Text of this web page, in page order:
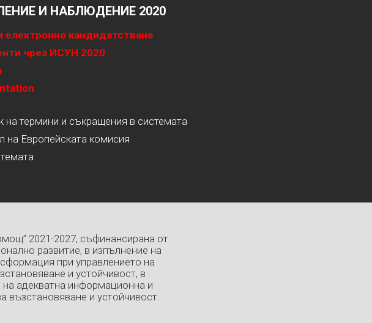
И НАБЛЮДЕНИЕ 2020
кандидатстване
чрез ИСУН 2020
на термини и съкращения в системата
на Европейската комисия
2021-2027, съфинансирана от
развитие, в изпълнение на
при управлението на
и устойчивост, в
на адекватна информационна и
възстановяване и устойчивост.